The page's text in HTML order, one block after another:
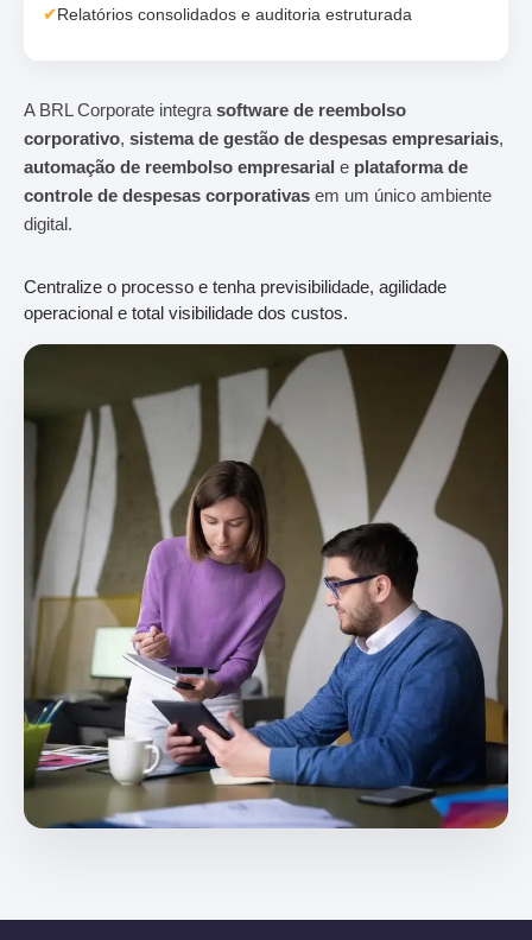
✔Relatórios consolidados e auditoria estruturada
A BRL Corporate integra software de reembolso
corporativo, sistema de gestão de despesas empresariais,
automação de reembolso empresarial e plataforma de
controle de despesas corporativas em um único ambiente
digital.
Centralize o processo e tenha previsibilidade, agilidade
operacional e total visibilidade dos custos.